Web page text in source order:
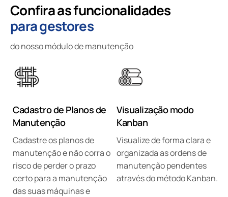
Confira as funcionalidades
para gestores
do nosso módulo de manutenção
Cadastro de Planos de
Manutenção
Cadastre os planos de
manutenção e não corra o
risco de perder o prazo
certo para a manutenção
das suas máquinas e
Visualização modo
Kanban
Visualize de forma clara e
organizada as ordens de
manutenção pendentes
através do método Kanban.